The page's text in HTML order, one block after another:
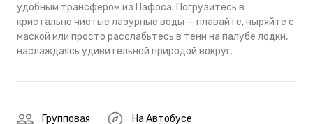
удобным трансфером из Пафоса. Погрузитесь в
кристально чистые лазурные воды — плавайте, ныряйте с
маской или просто расслабьтесь в тени на палубе лодки,
наслаждаясь удивительной природой вокруг.
Групповая На Автобусе